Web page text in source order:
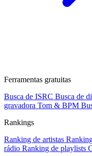
Ferramentas gratuitas
Busca de ISRC Busca de
gravadora Tom & BPM
Rankings
Ranking de artistas
rádio Ranking de playlists